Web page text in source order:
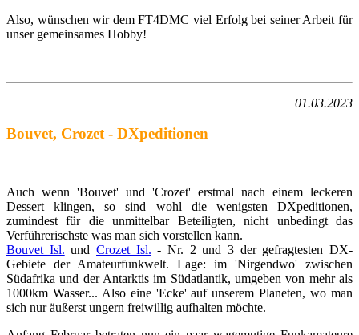
Also, wünschen wir dem FT4DMC viel Erfolg bei seiner Arbeit für
unser gemeinsames Hobby!
01.03.2023
Bouvet, Crozet - DXpeditionen
Auch wenn 'Bouvet' und 'Crozet' erstmal nach einem leckeren
Dessert klingen, so sind wohl die wenigsten DXpeditionen,
zumindest für die unmittelbar Beteiligten, nicht unbedingt das
Verführerischste was man sich vorstellen kann.
Bouvet Isl. undCrozet Isl. - Nr. 2 und 3 der gefragtesten DX-
Gebiete der Amateurfunkwelt. Lage: im 'Nirgendwo' zwischen
Südafrika und der Antarktis im Südatlantik, umgeben von mehr als
1000km Wasser... Also eine 'Ecke' auf unserem Planeten, wo man
sich nur äußerst ungern freiwillig aufhalten möchte.